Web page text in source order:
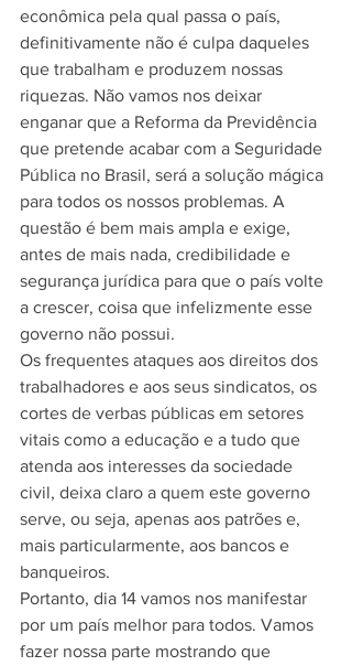
econômica pela qual passa o país,
definitivamente não é culpa daqueles
que trabalham e produzem nossas
riquezas. Não vamos nos deixar
enganar que a Reforma da Previdência
que pretende acabar com a Seguridade
Pública no Brasil, será a solução mágica
para todos os nossos problemas. A
questão é bem mais ampla e exige,
antes de mais nada, credibilidade e
segurança jurídica para que o país volte
a crescer, coisa que infelizmente esse
governo não possui.
Os frequentes ataques aos direitos dos
trabalhadores e aos seus sindicatos, os
cortes de verbas públicas em setores
vitais como a educação e a tudo que
atenda aos interesses da sociedade
civil, deixa claro a quem este governo
serve, ou seja, apenas aos patrões e,
mais particularmente, aos bancos e
banqueiros.
Portanto, dia 14 vamos nos manifestar
por um país melhor para todos. Vamos
fazer nossa parte mostrando que